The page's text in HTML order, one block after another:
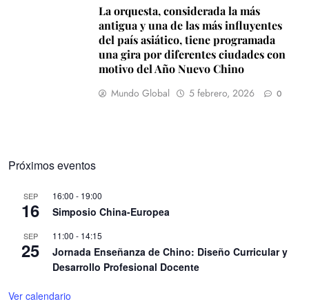
La orquesta, considerada la más
antigua y una de las más influyentes
del país asiático, tiene programada
una gira por diferentes ciudades con
motivo del Año Nuevo Chino
Mundo Global 5 febrero, 2026 0
Próximos eventos
SEP
16
16:00 - 19:00
Simposio China-Europea
SEP
25
11:00 - 14:15
Jornada Enseñanza de Chino: Diseño Curricular y
Desarrollo Profesional Docente
Ver calendario